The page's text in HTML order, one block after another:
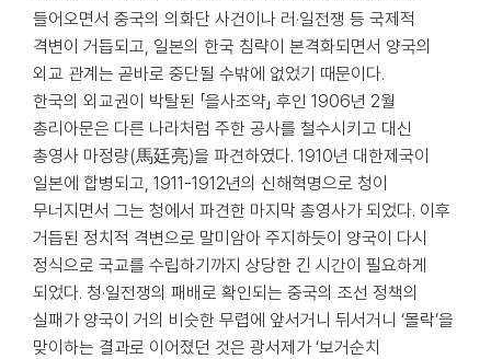
들어오면서 중국의 의화단 사건이나 러·일전쟁 등 국제적
격변이 거듭되고, 일본의 한국 침략이 본격화되면서 양국의
외교 관계는 곧바로 중단될 수밖에 없었기 때문이다.
한국의 외교권이 박탈된 「을사조약」 후인 1906년 2월
총리아문은 다른 나라처럼 주한 공사를 철수시키고 대신
총영사 마정량(馬廷亮)을 파견하였다. 1910년 대한제국이
일본에 합병되고, 1911-1912년의 신해혁명으로 청이
무너지면서 그는 청에서 파견한 마지막 총영사가 되었다. 이후
거듭된 정치적 격변으로 말미암아 주지하듯이 양국이 다시
정식으로 국교를 수립하기까지 상당한 긴 시간이 필요하게
되었다. 청·일전쟁의 패배로 확인되는 중국의 조선 정책의
실패가 양국이 거의 비슷한 무렵에 앞서거니 뒤서거니 ‘몰락’을
맞이하는 결과로 이어졌던 것은 광서제가 ‘보거순치